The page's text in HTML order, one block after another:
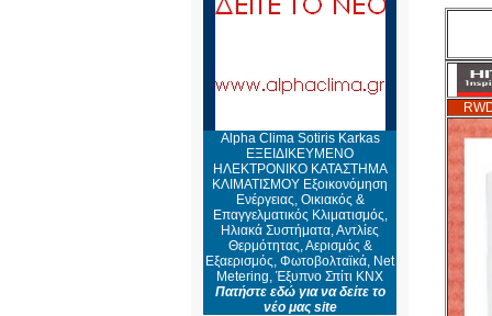
Alpha Clima Sotiris Karkas
ΕΞΕΙΔΙΚΕΥΜΕΝΟ
ΗΛΕΚΤΡΟΝΙΚΟ ΚΑΤΑΣΤΗΜΑ
ΚΛΙΜΑΤΙΣΜΟΥ Εξοικονόμηση
Ενέργειας, Οικιακός &
Επαγγελματικός Κλιματισμός,
Ηλιακά Συστήματα, Αντλίες
Θερμότητας, Αερισμός &
Εξαερισμός, Φωτοβολταϊκά, Net
Metering, Έξυπνο Σπίτι KNX
Πατήστε εδώ για να δείτε το
νέο μας site